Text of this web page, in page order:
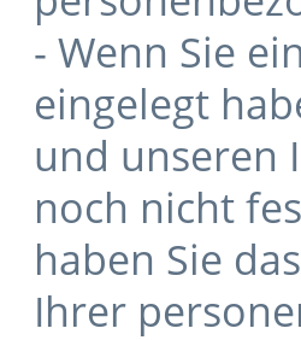
- Wenn Sie
eingelegt
und unseren
noch nicht
haben Sie
Ihrer